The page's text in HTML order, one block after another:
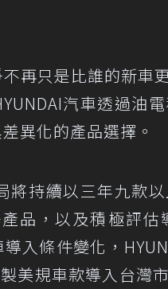
再只是比誰的新車
汽車透過油
異化的產品選擇。
將持續以三年九款
品，以及積極評
入條件變化，
美規車款導入台灣